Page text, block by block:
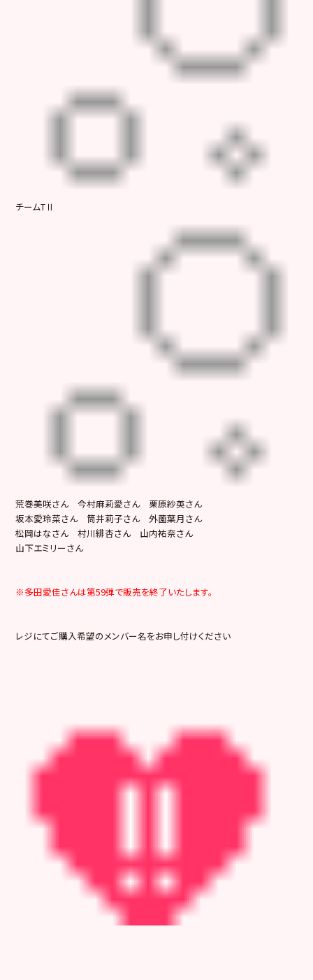
チームTⅡ
荒巻美咲さん 今村麻莉愛さん 栗原紗英さん
坂本愛玲菜さん 筒井莉子さん 外薗葉月さん
松岡はなさん 村川緋杏さん 山内祐奈さん
山下エミリーさん
※多田愛佳さんは第59弾で販売を終了いたします。
レジにてご購入希望のメンバー名をお申し付けください